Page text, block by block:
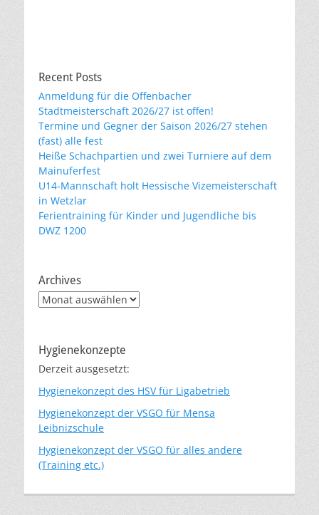
Recent Posts
Anmeldung für die Offenbacher
Stadtmeisterschaft 2026/27 ist offen!
Termine und Gegner der Saison 2026/27 stehen
(fast) alle fest
Heiße Schachpartien und zwei Turniere auf dem
Mainuferfest
U14-Mannschaft holt Hessische Vizemeisterschaft
in Wetzlar
Ferientraining für Kinder und Jugendliche bis
DWZ 1200
Archives
Archives
Hygienekonzepte
Derzeit ausgesetzt:
Hygienekonzept des HSV für Ligabetrieb
Hygienekonzept der VSGO für Mensa
Leibnizschule
Hygienekonzept der VSGO für alles andere
(Training etc.)